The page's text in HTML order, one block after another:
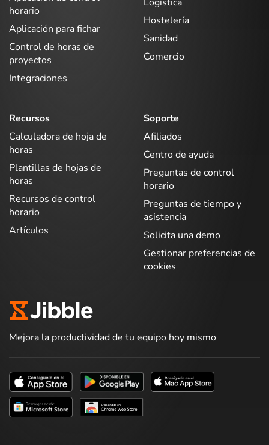
horario
Aplicación para fichar
Control de horas de
proyectos
Integraciones
Hostelería
Sanidad
Comercio
Recursos
Calculadora de hoja de
horas
Plantillas de hojas de
horas
Recursos de control
horario
Artículos
Soporte
Afiliados
Centro de ayuda
Preguntas de control
horario
Preguntas de tiempo y
asistencia
Solicita una demo
Gestionar preferencias de
cookies
Mejora la productividad de tu equipo hoy mismo